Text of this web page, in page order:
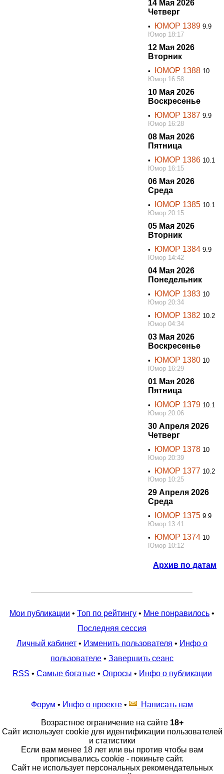
14 Мая 2026
Четверг
• ЮМОР 1389 9.9
Юмор 18:17
12 Мая 2026
Вторник
• ЮМОР 1388 10
Юмор 16:58
10 Мая 2026
Воскресенье
• ЮМОР 1387 9.9
Юмор 16:28
08 Мая 2026
Пятница
• ЮМОР 1386 10.1
Юмор 16:15
06 Мая 2026
Среда
• ЮМОР 1385 10.1
Юмор 20:15
05 Мая 2026
Вторник
• ЮМОР 1384 9.9
Юмор 14:42
04 Мая 2026
Понедельник
• ЮМОР 1383 10
Юмор 20:34
•
ЮМОР 1382 10.2
Юмор 04:34
03 Мая 2026
Воскресенье
• ЮМОР 1380 10
Юмор 16:29
01 Мая 2026
Пятница
• ЮМОР 1379 10.1
Юмор 20:06
30 Апреля 2026
Четверг
• ЮМОР 1378 10
Юмор 20:39
•
ЮМОР 1377 10.2
Юмор 10:25
29 Апреля 2026
Среда
• ЮМОР 1375 9.9
Юмор 13:41
•
ЮМОР 1374 10
Юмор 10:12
Архив по датам
Мои публикации • Топ по рейтингу • Мне понравилось •
Последняя сессия
Личный кабинет • Изменить пользователя • Инфо о
пользователе • Завершить сеанс
RSS • Самые богатые• Опросы • Инфо о публикации
Форум • Инфо о проекте • Написать нам
Возрастное ограничение на сайте 18+
Сайт использует cookie для идентификации пользователей
и статистики
Если вам менее 18 лет или вы против чтобы вам
прописывались cookie - покиньте сайт.
Сайт не использует персональных рекомендательных